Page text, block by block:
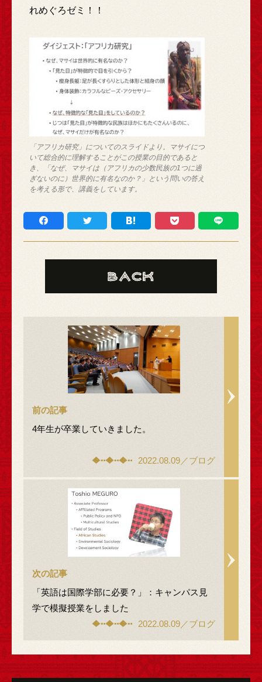
れめぐろゼミ！！
「アフリカ研究」についてのスライドより。マサイにつ
いて総合的に理解することがこの授業の目的であると
き、「なぜ、マサイは（アフリカの少数民族の1つに過
ぎないのに）世界的に有名なのか？」という問いの答え
を考える形で、講義をしています。
前の記事
4年生が卒業していきました。
2022.08.09／ブログ
次の記事
「英語は国際学部に必要？」：キャンパス見
学で模擬授業をしました
2022.08.09／ブログ